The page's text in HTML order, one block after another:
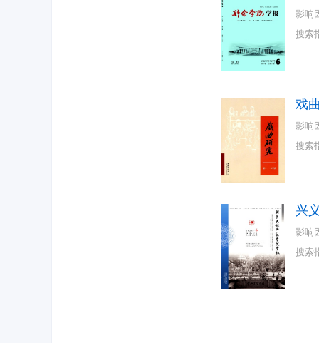
影响
搜索
戏
影响
搜索
兴
影响
搜索